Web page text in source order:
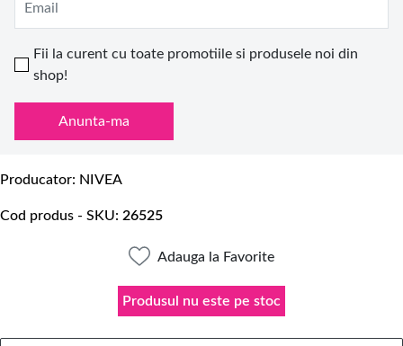
Email
Fii la curent cu toate promotiile si produsele noi din
shop!
Anunta-ma
Producator NIVEA
Cod produs - SKU 26525
Adauga la Favorite
Produsul nu este pe stoc